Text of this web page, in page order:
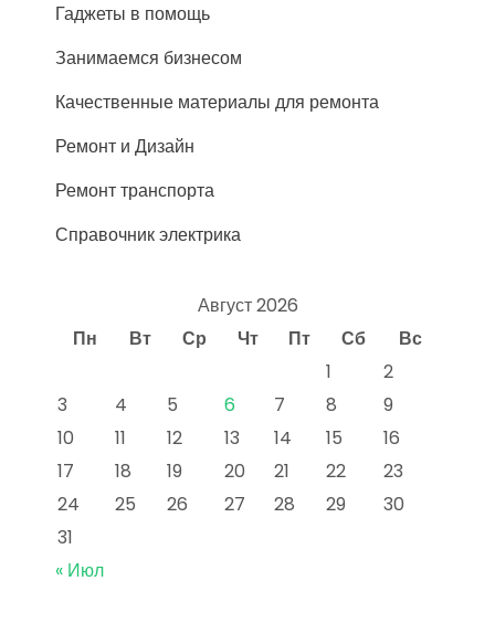
Гаджеты в помощь
Занимаемся бизнесом
Качественные материалы для ремонта
Ремонт и Дизайн
Ремонт транспорта
Справочник электрика
Август 2026
Пн
Вт Ср Чт Пт Сб
Вс
1
2
3
4 5 6 7 8
9
10
11 12 13 14 15
16
17
18 19 20 21 22
23
24
25 26 27 28 29
30
31
« Июл